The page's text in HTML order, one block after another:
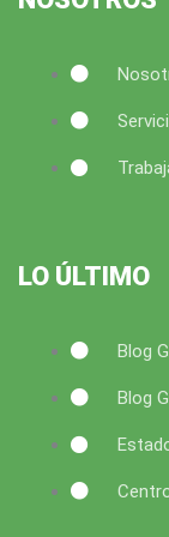
LO ÚLTIMO
Blog
Blog